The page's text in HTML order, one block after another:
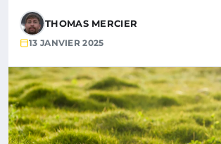
THOMAS MERCIER
13 JANVIER 2025